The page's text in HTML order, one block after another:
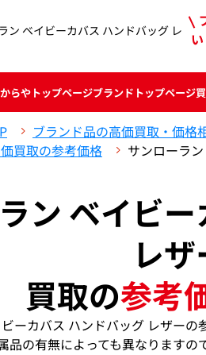
ン ベイビーカバス ハンドバッグ レ
い
らやトップページブランド トップページ
ブランド品の高価買取・価格
買取の参考価格
サンローラ
ン ベイビ
レザ
買取の参考
ーカバス ハンドバッグ レザーの
品の有無によっても異なりますの